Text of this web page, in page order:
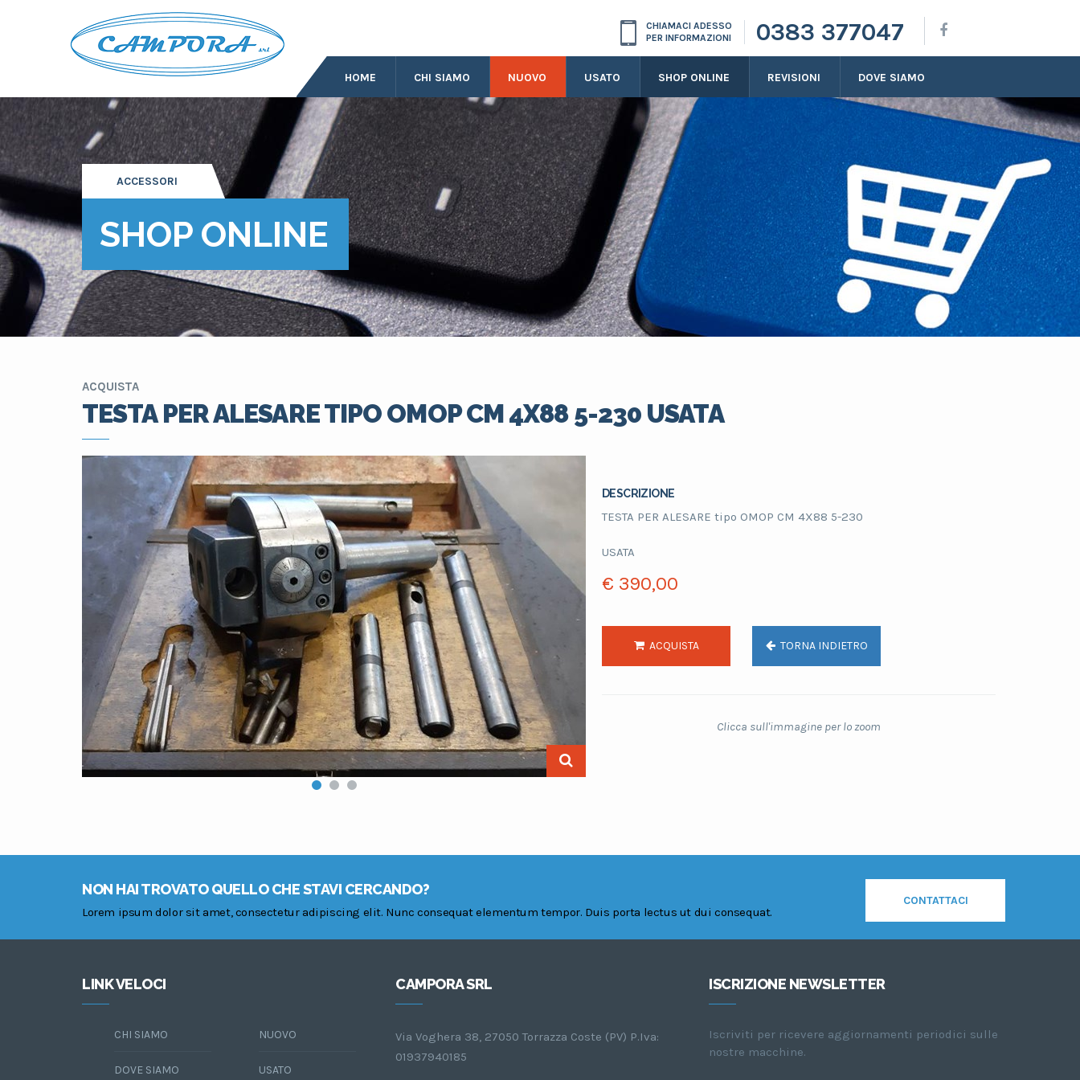
CHIAMACI ADESSO
PER INFORMAZIONI
0383 377047
HOME CHI SIAMO NUOVO USATO SHOP ONLINE REVISIONI DOVE SIAMO
ACCESSORI
SHOP ONLINE
ACQUISTA
TESTA PER ALESARE TIPO OMOP CM 4X88 5-230 USATA
DESCRIZIONE
TESTA PER ALESARE tipo OMOP CM 4X88 5-230
USATA
€ 390,00
ACQUISTA TORNA INDIETRO
Clicca sull'immagine per lo zoom
NON HAI TROVATO QUELLO CHE STAVI CERCANDO?
Lorem ipsum dolor sit amet, consectetur adipiscing elit. Nunc consequat elementum tempor. Duis porta lectus ut dui consequat.
CONTATTACI
LINK VELOCI
CHI SIAMO
DOVE SIAMO
NUOVO
USATO
CAMPORA SRL
Via Voghera 38, 27050 Torrazza Coste (PV) P.Iva:
01937940185
ISCRIZIONE NEWSLETTER
Iscriviti per ricevere aggiornamenti periodici sulle
nostre macchine.